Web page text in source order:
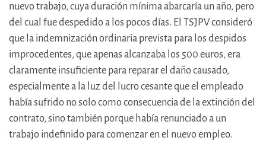
nuevo trabajo, cuya duración mínima abarcaría un año, pero
del cual fue despedido a los pocos días. El TSJPV consideró
que la indemnización ordinaria prevista para los despidos
improcedentes, que apenas alcanzaba los 500 euros, era
claramente insuficiente para reparar el daño causado,
especialmente a la luz del lucro cesante que el empleado
había sufrido no solo como consecuencia de la extinción del
contrato, sino también porque había renunciado a un
trabajo indefinido para comenzar en el nuevo empleo.